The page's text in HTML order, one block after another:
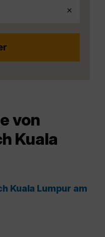
von
Kuala
Kuala Lumpur am